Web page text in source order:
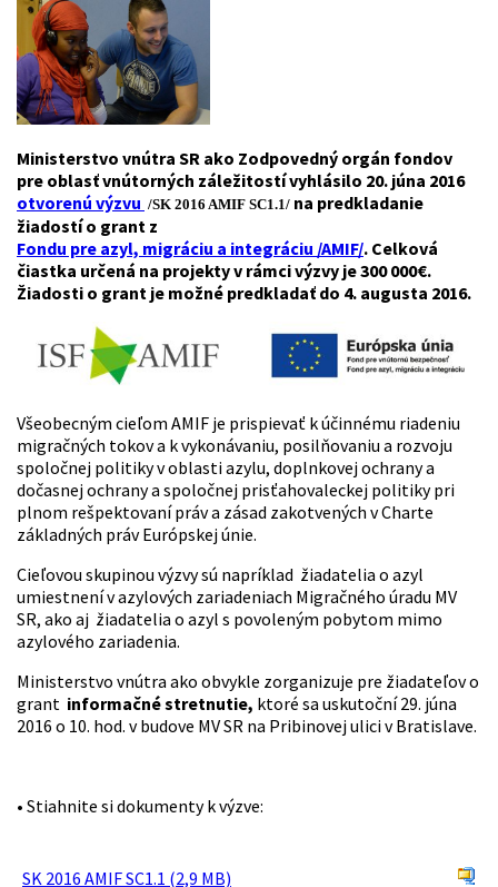
Ministerstvo vnútra SR ako Zodpovedný orgán fondov
pre oblasť vnútorných záležitostí vyhlásilo 20. júna 2016
otvorenú výzvu /SK 2016 AMIF SC1.1/ na predkladanie
žiadostí o grant z
Fondu pre azyl, migráciu a integráciu /AMIF/. Celková
čiastka určená na projekty v rámci výzvy je 300 000€.
Žiadosti o grant je možné predkladať do 4. augusta 2016.
Všeobecným cieľom AMIF je prispievať k účinnému riadeniu
migračných tokov a k vykonávaniu, posilňovaniu a rozvoju
spoločnej politiky v oblasti azylu, doplnkovej ochrany a
dočasnej ochrany a spoločnej prisťahovaleckej politiky pri
plnom rešpektovaní práv a zásad zakotvených v Charte
základných práv Európskej únie.
Cieľovou skupinou výzvy sú napríklad žiadatelia o azyl
umiestnení v azylových zariadeniach Migračného úradu MV
SR, ako aj žiadatelia o azyl s povoleným pobytom mimo
azylového zariadenia.
Ministerstvo vnútra ako obvykle zorganizuje pre žiadateľov o
grant informačné stretnutie, ktoré sa uskutoční 29. júna
2016 o 10. hod. v budove MV SR na Pribinovej ulici v Bratislave.
• Stiahnite si dokumenty k výzve:
SK 2016 AMIF SC1.1 (2,9 MB)